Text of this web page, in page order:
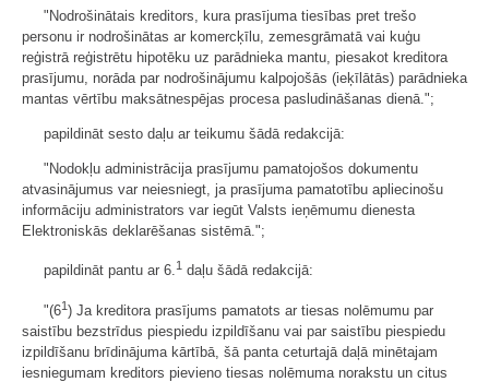
"Nodrošinātais kreditors, kura prasījuma tiesības pret trešo
personu ir nodrošinātas ar komercķīlu, zemesgrāmatā vai kuģu
reģistrā reģistrētu hipotēku uz parādnieka mantu, piesakot kreditora
prasījumu, norāda par nodrošinājumu kalpojošās (ieķīlātās) parādnieka
mantas vērtību maksātnespējas procesa pasludināšanas dienā.";
papildināt sesto daļu ar teikumu šādā redakcijā:
"Nodokļu administrācija prasījumu pamatojošos dokumentu
atvasinājumus var neiesniegt, ja prasījuma pamatotību apliecinošu
informāciju administrators var iegūt Valsts ieņēmumu dienesta
Elektroniskās deklarēšanas sistēmā.";
papildināt pantu ar 6.1 daļu šādā redakcijā:
"(61) Ja kreditora prasījums pamatots ar tiesas nolēmumu par
saistību bezstrīdus piespiedu izpildīšanu vai par saistību piespiedu
izpildīšanu brīdinājuma kārtībā, šā panta ceturtajā daļā minētajam
iesniegumam kreditors pievieno tiesas nolēmuma norakstu un citus